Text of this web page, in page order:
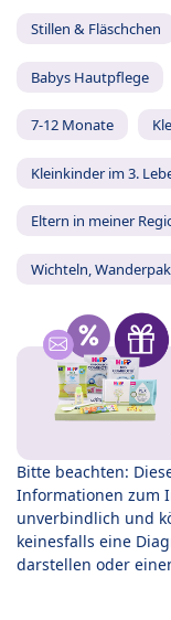
Stillen & Fläschchen
Babys Hautpflege
7-12 Monate
Kleinkinder im 3.
Eltern in meiner
Wichteln,
Bitte beachten:
Informationen zum
unverbindlich und
keinesfalls eine
darstellen oder